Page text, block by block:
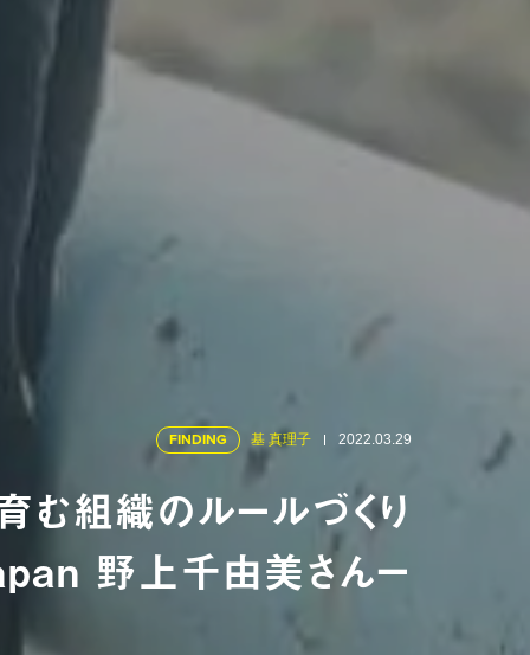
FINDING 基 真理子 2022.03.29
む組織のルールづくり
野上千由美さんー